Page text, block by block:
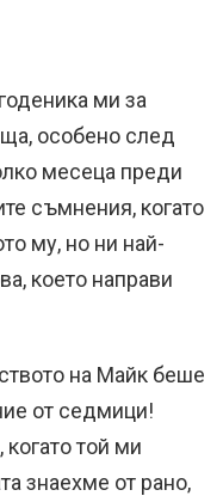
ми за
особено след
месеца преди
съмнения, когато
му, но ни най-
което направи
на Майк беше
от седмици!
той ми
знаехме от рано,